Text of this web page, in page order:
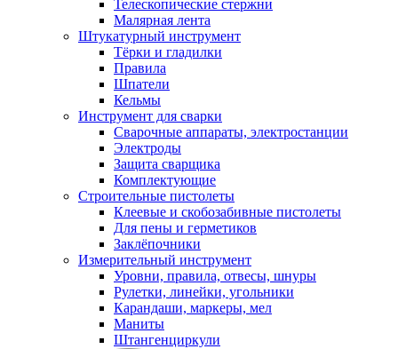
Телескопические стержни
Малярная лента
Штукатурный инструмент
Тёрки и гладилки
Правила
Шпатели
Кельмы
Инструмент для сварки
Сварочные аппараты, электростанции
Электроды
Защита сварщика
Комплектующие
Строительные пистолеты
Клеевые и скобозабивные пистолеты
Для пены и герметиков
Заклёпочники
Измерительный инструмент
Уровни, правила, отвесы, шнуры
Рулетки, линейки, угольники
Карандаши, маркеры, мел
Маниты
Штангенциркули